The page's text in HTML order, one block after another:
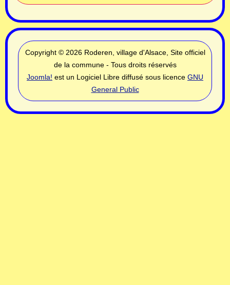
Copyright © 2026 Roderen, village d'Alsace, Site officiel
de la commune - Tous droits réservés
Joomla! est un Logiciel Libre diffusé sous licence GNU
General Public